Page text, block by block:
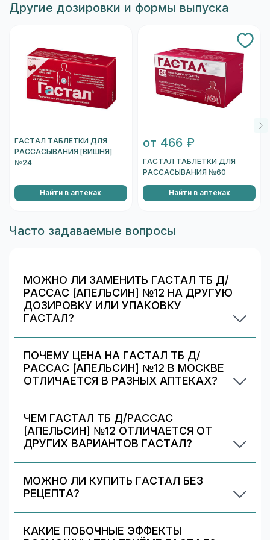
Другие дозировки и формы выпуска
ГАСТАЛ ТАБЛЕТКИ ДЛЯ
РАССАСЫВАНИЯ [ВИШНЯ]
№24
Найти в аптеках
от 466 ₽
ГАСТАЛ ТАБЛЕТКИ ДЛЯ
РАССАСЫВАНИЯ №60
Найти в аптеках
Часто задаваемые вопросы
МОЖНО ЛИ ЗАМЕНИТЬ ГАСТАЛ ТБ Д/
РАССАС [АПЕЛЬСИН] №12 НА ДРУГУЮ
ДОЗИРОВКУ ИЛИ УПАКОВКУ
ГАСТАЛ?
альтернативных дозировок/упаковок —
сравните наличие и цену. Подбор дозировки
ПОЧЕМУ ЦЕНА НА ГАСТАЛ ТБ Д/
РАССАС [АПЕЛЬСИН] №12 В МОСКВЕ
ОТЛИЧАЕТСЯ В РАЗНЫХ АПТЕКАХ?
разных аптек в Москве — выбирайте самое
выгодное и удобное по адресу/времени
работы.
ЧЕМ ГАСТАЛ ТБ Д/РАССАС
[АПЕЛЬСИН] №12 ОТЛИЧАЕТСЯ ОТ
ДРУГИХ ВАРИАНТОВ ГАСТАЛ?
«Формы выпуска» можно сравнить цены и
наличие по другим вариантам.
МОЖНО ЛИ КУПИТЬ ГАСТАЛ БЕЗ
РЕЦЕПТА?
показаниями и противопоказаниями. При
КАКИЕ ПОБОЧНЫЕ ЭФФЕКТЫ